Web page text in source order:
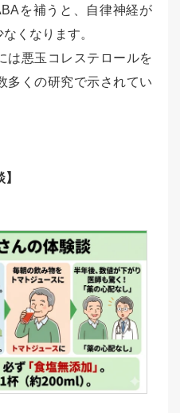
を補うと、自律神経が
くなります。
は悪玉コレステロールを
多くの研究で示されてい